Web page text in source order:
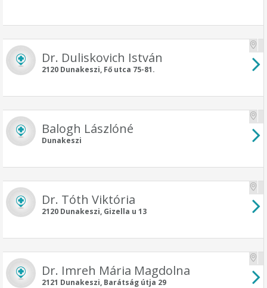
Dr. Duliskovich István
2120 Dunakeszi, Fő utca 75-81.
Balogh Lászlóné
Dunakeszi
Dr. Tóth Viktória
2120 Dunakeszi, Gizella u 13
Dr. Imreh Mária Magdolna
2121 Dunakeszi, Barátság útja 29